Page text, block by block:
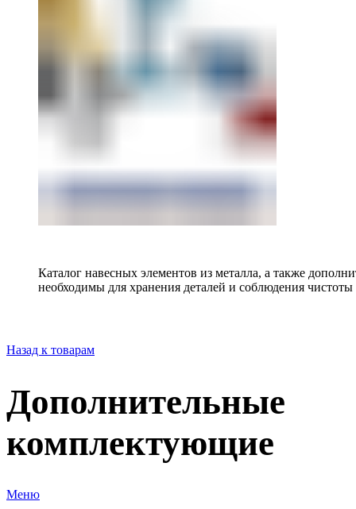
Каталог навесных элементов из металла, а также
необходимы для хранения деталей и соблюдения чистоты
Назад к товарам
Дополнительные
комплектующие
Меню